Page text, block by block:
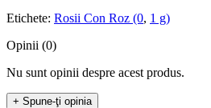
Etichete: Rosii Con Roz (0, 1 g)
Opinii (0)
Nu sunt opinii despre acest produs.
+ Spune-ţi opinia